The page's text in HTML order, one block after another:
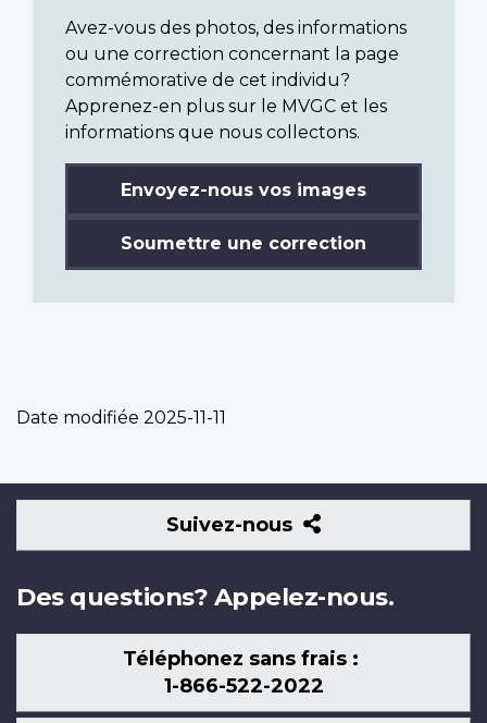
Avez-vous des photos, des informations
ou une correction concernant la page
commémorative de cet individu?
Apprenez-en plus sur le MVGC et les
informations que nous collectons.
Envoyez-nous vos images
Soumettre une correction
Date modifiée 2025-11-11
Suivez-nous
Suivez-
nous
Des questions? Appelez-nous.
Téléphonez sans frais :
1-866-522-2022